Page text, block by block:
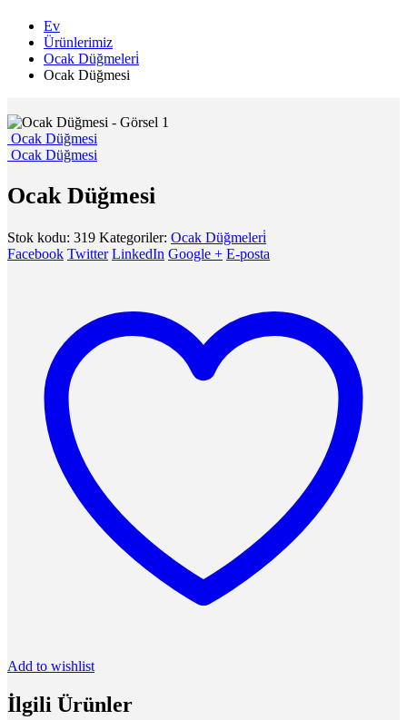
Ev
Ürünlerimiz
Ocak Düğmeleri̇
Ocak Düğmesi
Ocak Düğmesi
Ocak Düğmesi
Ocak Düğmesi
Stok kodu: 319 Kategoriler: Ocak Düğmeleri̇
Facebook Twitter LinkedIn Google + E-posta
Add to wishlist
İlgili Ürünler